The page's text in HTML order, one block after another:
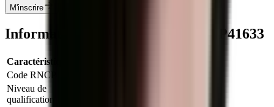
M'inscrire
Informations clés sur le titre RNCP41633
Caractéristique
Code RNCP
Niveau de
qualification